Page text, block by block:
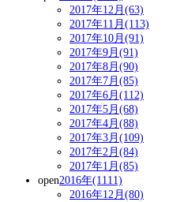
2017年12月(63)
2017年11月(113)
2017年10月(91)
2017年9月(91)
2017年8月(90)
2017年7月(85)
2017年6月(112)
2017年5月(68)
2017年4月(88)
2017年3月(109)
2017年2月(84)
2017年1月(85)
open2016年(1111)
2016年12月(80)